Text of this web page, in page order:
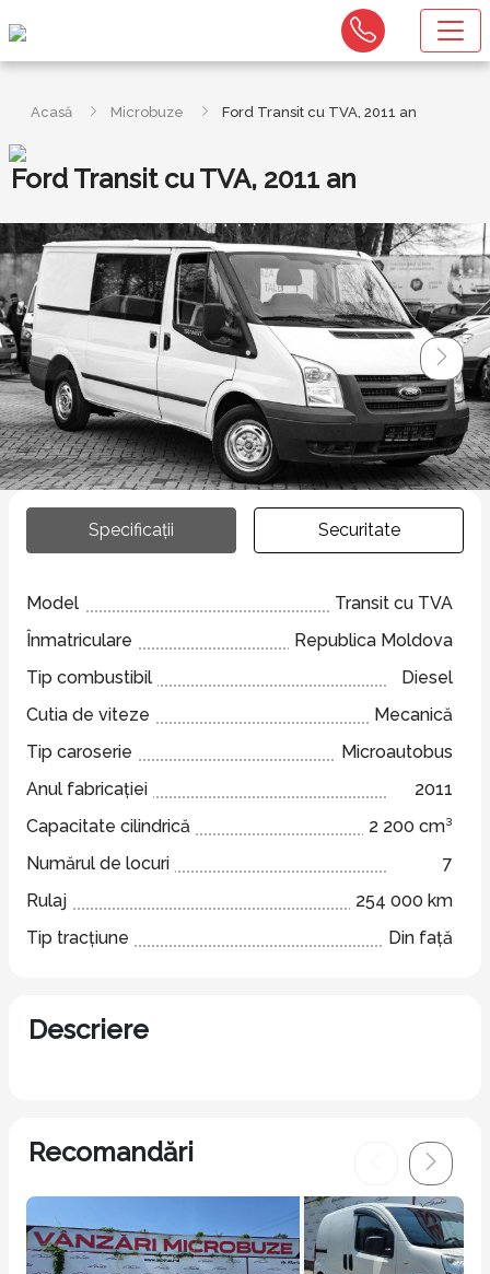
Acasă Microbuze Ford Transit cu TVA, 2011 an
Ford Transit cu TVA, 2011 an
Specificații Securitate
Model
Transit cu TVA
Înmatriculare
Republica Moldova
Tip combustibil
Diesel
Cutia de viteze
Mecanică
Tip caroserie
Microautobus
Anul fabricației
2011
Capacitate cilindrică
2 200 cm³
Numărul de locuri
7
Rulaj
254 000 km
Tip tracțiune
Din față
Descriere
Recomandări